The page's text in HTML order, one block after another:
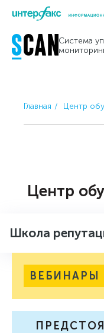
Skip
content
Система
Главная Центр
Центр
Школа
ВЕБИНАРЫ